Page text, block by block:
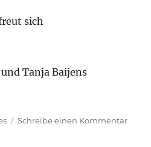
sich
Tanja Baijens
Schreibe einen Kommentarzu